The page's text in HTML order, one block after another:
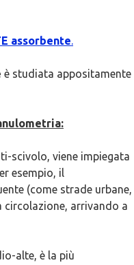
assorbente.
è studiata appositamente
scivolo, viene impiegata
esempio, il
(come strade urbane,
circolazione, arrivando a
alte, è la più